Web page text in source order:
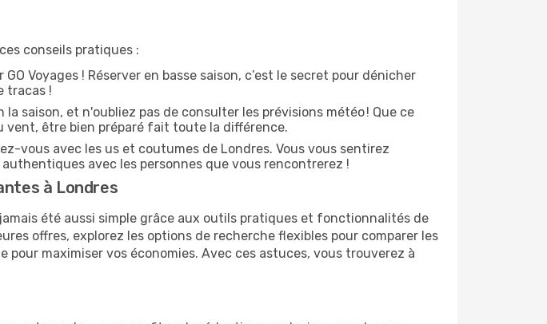
conseils pratiques :
Voyages ! Réserver en basse saison, c’est le secret pour dénicher
tracas !
saison, et n'oubliez pas de consulter les prévisions météo ! Que ce
vent, être bien préparé fait toute la différence.
vous avec les us et coutumes de Londres. Vous vous sentirez
avec les personnes que vous rencontrerez !
à Londres
été aussi simple grâce aux outils pratiques et fonctionnalités de
offres, explorez les options de recherche flexibles pour comparer les
maximiser vos économies. Avec ces astuces, vous trouverez à